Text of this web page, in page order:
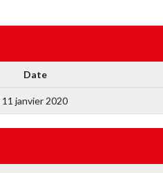
Date
11 janvier 2020